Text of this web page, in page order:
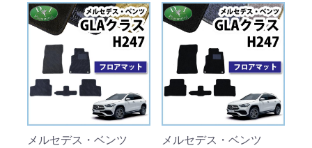
メルセデス・ベンツ
メルセデス・ベンツ